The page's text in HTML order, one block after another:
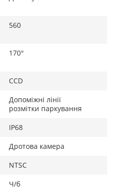
560
170°
CCD
Допоміжні лінії
розмітки паркування
IP68
Дротова камера
NTSC
Ч/б